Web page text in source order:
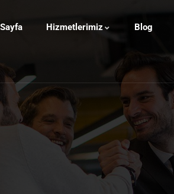
Hizmetlerimiz Blog